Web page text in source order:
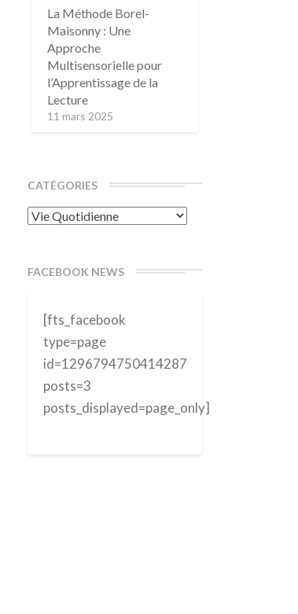
La Méthode Borel-
Maisonny : Une
Approche
Multisensorielle pour
l’Apprentissage de la
Lecture
11 mars 2025
CATÉGORIES
Catégories
FACEBOOK NEWS
[fts_facebook
type=page
id=1296794750414287
posts=3
posts_displayed=page_only]